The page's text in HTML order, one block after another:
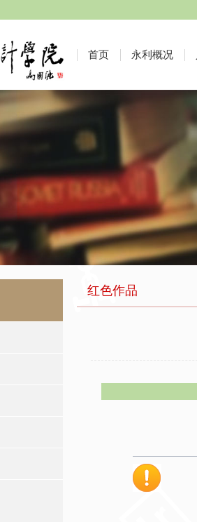
首页 永利概况
红色作品